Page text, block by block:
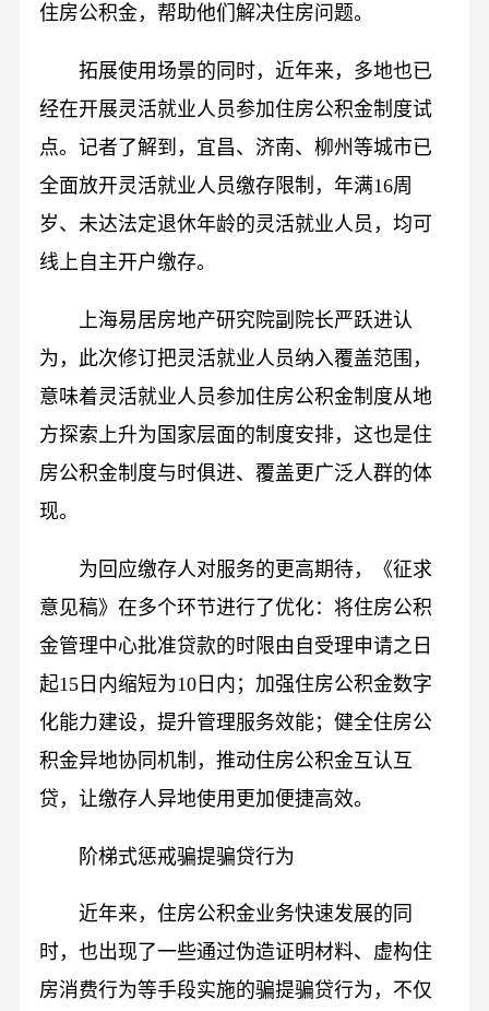
住房公积金，帮助他们解决住房问题。
拓展使用场景的同时，近年来，多地也已
经在开展灵活就业人员参加住房公积金制度试
点。记者了解到，宜昌、济南、柳州等城市已
全面放开灵活就业人员缴存限制，年满16周
岁、未达法定退休年龄的灵活就业人员，均可
线上自主开户缴存。
上海易居房地产研究院副院长严跃进认
为，此次修订把灵活就业人员纳入覆盖范围，
意味着灵活就业人员参加住房公积金制度从地
方探索上升为国家层面的制度安排，这也是住
房公积金制度与时俱进、覆盖更广泛人群的体
现。
为回应缴存人对服务的更高期待，《征求
意见稿》在多个环节进行了优化：将住房公积
金管理中心批准贷款的时限由自受理申请之日
起15日内缩短为10日内；加强住房公积金数字
化能力建设，提升管理服务效能；健全住房公
积金异地协同机制，推动住房公积金互认互
贷，让缴存人异地使用更加便捷高效。
阶梯式惩戒骗提骗贷行为
近年来，住房公积金业务快速发展的同
时，也出现了一些通过伪造证明材料、虚构住
房消费行为等手段实施的骗提骗贷行为，不仅